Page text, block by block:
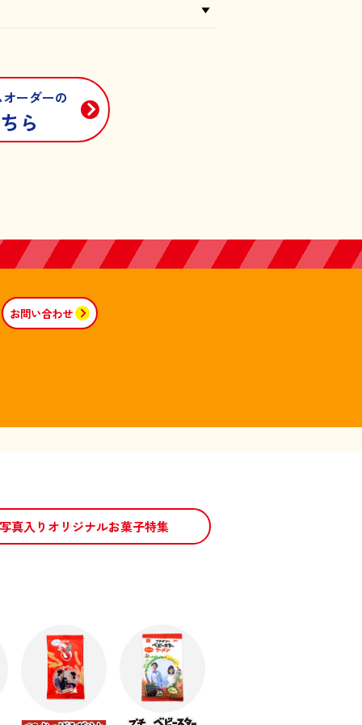
ーダーの
ら
お問い合わせ
写真入りオリジナルお菓子特集